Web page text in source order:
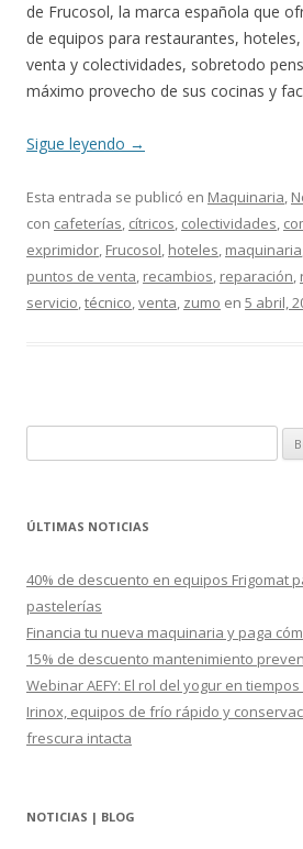
de Frucosol, la marca española que
de equipos para restaurantes,
venta y colectividades, sobretodo
máximo provecho de sus cocinas y
Sigue leyendo →
Esta entrada se publicó en Maquinaria,
con cafeterías, cítricos, colectividades,
exprimidor, Frucosol, hoteles, maquinaria
puntos de venta, recambios, reparación,
servicio,técnico,venta, zumo en 5 abril,
u
c
r
ÚLTIMAS NOTICIAS
40% de descuento en equipos Frigomat
pastelerías
Financia tu nueva maquinaria y paga
15% de descuento mantenimiento
Webinar AEFY: El rol del yogur en tiempos
Irinox, equipos de frío rápido y
frescura intacta
NOTICIAS | BLOG